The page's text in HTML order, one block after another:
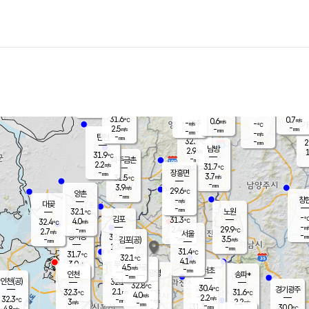
양주
32.7℃
2.9
-mm
과천
31.3℃
경기광주
경서동
31.7℃
3.0m/s
-mm
파주금촌
31.5℃
3.9m/s
-mm
-℃
-m/s
-mm
대곶
32.4℃
2.7m/s
-mm
창
-℃
-m/
-mm
탄현
31.9℃
2.2m/s
-mm
0.7m/s
-mm
김포
32.5℃
1.3 m/s
mm
광명
- ℃
-m/s
부천
32.1℃
2.1 m/s
-mm
양촌
32.1℃
4.0m/s
-mm
구로
32.8℃
4.0m/s
-mm
은평
31.3℃
2.4 m/s
- mm
노원
29.9℃
3.5m/s
-mm
송파*
31.6℃
2.2m/s
서초
30.4℃
2.2m/s
-mm
남방
31.7℃
3.7m/s
-mm
장흥면
29.6℃
-m/s
-mm
-m/s
-mm
인천(공)
32.3℃
김포(공)
32.1℃
4.5m/s
-mm
인천
32.3℃
3m/s
서울
31.4℃
4.1 m/s
-mm
31.6℃
2.5m/s
-mm
0.6m/s
-mm